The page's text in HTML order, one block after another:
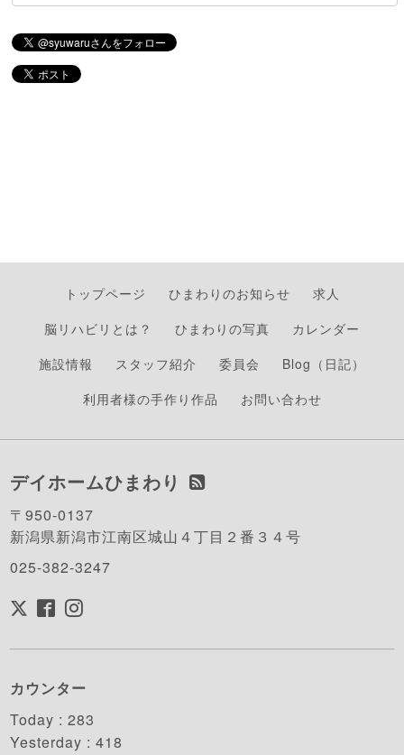
トップページ ひまわりのお知らせ
求人
脳リハビリとは？
ひまわりの写真
カレンダー
施設情報
スタッフ紹介 委員会
Blog（日記）
利用者様の手作り作品
お問い合わせ
デイホームひまわり
〒950-0137
新潟県新潟市江南区城山４丁目２番３４号
025-382-3247
カウンター
Today :283
Yesterday :418